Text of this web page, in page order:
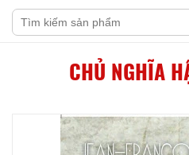
CHỦ NGHĨA